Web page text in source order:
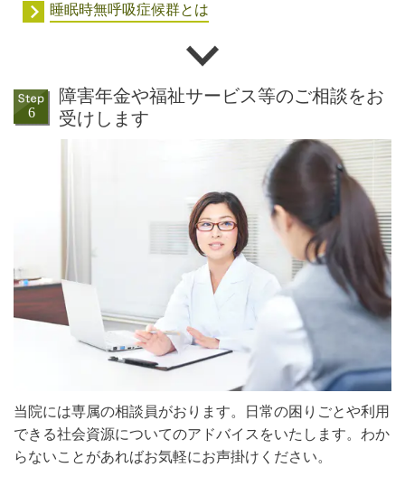
睡眠時無呼吸症候群とは
障害年金や福祉サービス等のご相談をお
受けします
当院には専属の相談員がおります。日常の困りごとや利用
できる社会資源についてのアドバイスをいたします。わか
らないことがあればお気軽にお声掛けください。